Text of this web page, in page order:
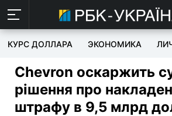
КУРС ДОЛЛАРА ЭКОНОМИКА
Chevron оскаржить
рішення про
штрафу в 9,5 млрд